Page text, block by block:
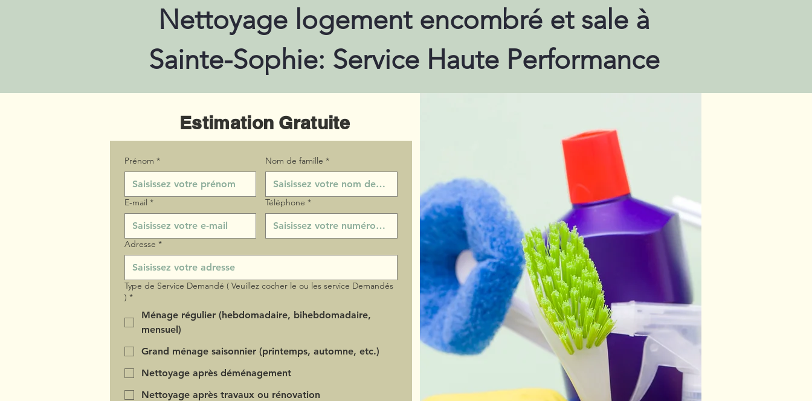
Nettoyage logement encombré et sale à
Sainte-Sophie: Service Haute Performance
Estimation Gratuite
Prénom * Nom de famille *
E‑mail * Téléphone *
Adresse *
Type de Service Demandé ( Veuillez cocher le ou les service Demandés
) *
Ménage régulier (hebdomadaire, bihebdomadaire,
mensuel)
Grand ménage saisonnier (printemps, automne, etc.)
Nettoyage après déménagement
Nettoyage après travaux ou rénovation